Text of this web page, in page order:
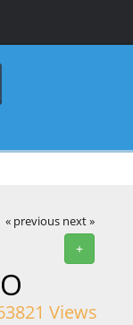
« previous next »
+
Views